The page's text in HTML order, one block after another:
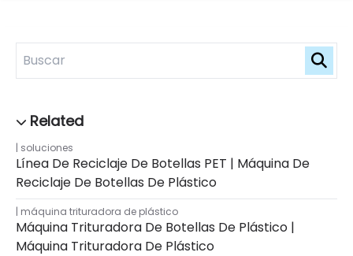
soluciones
Línea De Reciclaje De Botellas PET | Máquina De
Reciclaje De Botellas De Plástico
máquina trituradora de plástico
Máquina Trituradora De Botellas De Plástico |
Máquina Trituradora De Plástico